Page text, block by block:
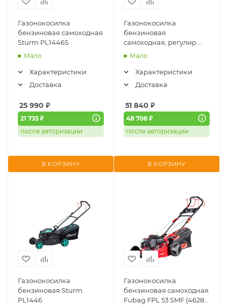
Газонокосилка
бензиновая самоходная
Sturm PL1446S
Мало
Характеристики
Доставка
25 990 ₽
21 735 ₽
после авторизации
В КОРЗИНУ
Газонокосилка
бензиновая
самоходная, регулир.
скорости,
FPL 53 SMVF ES (46290)
Мало
Характеристики
Доставка
51 840 ₽
48 708 ₽
после авторизации
В КОРЗИНУ
Газонокосилка
бензиновая Sturm
PL1446
Газонокосилка
бензиновая самоходная
Fubag FPL 53 SMF (46283)